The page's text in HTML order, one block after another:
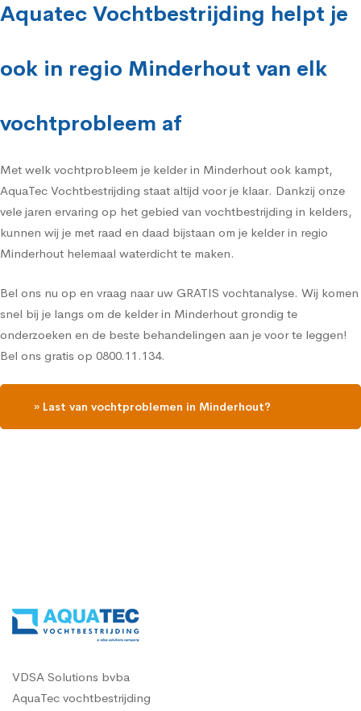
Aquatec Vochtbestrijding helpt je
ook in regio Minderhout van elk
vochtprobleem af
Met welk vochtprobleem je kelder in Minderhout ook kampt,
AquaTec Vochtbestrijding staat altijd voor je klaar. Dankzij onze
vele jaren ervaring op het gebied van vochtbestrijding in kelders,
kunnen wij je met raad en daad bijstaan om je kelder in regio
Minderhout helemaal waterdicht te maken.
Bel ons nu op en vraag naar uw GRATIS vochtanalyse. Wij komen
snel bij je langs om de kelder in Minderhout grondig te
onderzoeken en de beste behandelingen aan je voor te leggen!
Bel ons gratis op 0800.11.134.
» Last van vochtproblemen in Minderhout?
VDSA Solutions bvba
AquaTec vochtbestrijding